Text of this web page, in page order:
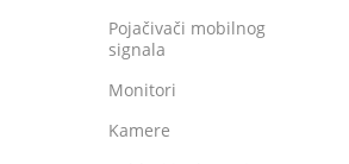
Pojačivači mobilnog
signala
Monitori
Kamere